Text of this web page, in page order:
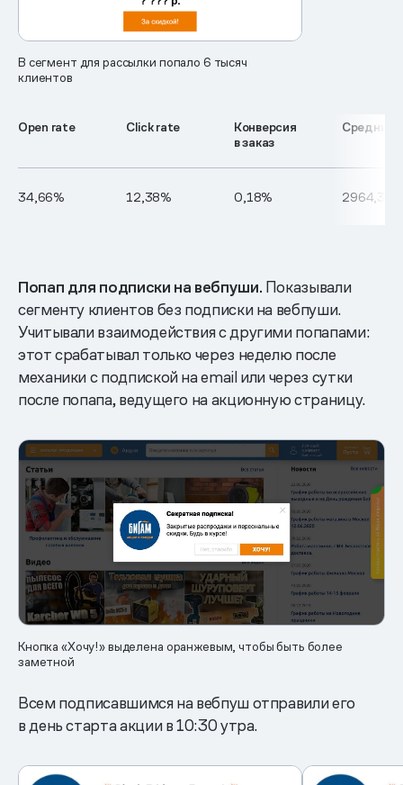
В сегмент для рассылки попало 6 тысяч
клиентов
Open rate Click rate
Конверсия
в заказ
Средний
34,66% 12,38% 0,18% 2964,38
Попап для подписки на вебпуши. Показывали
сегменту клиентов без подписки на вебпуши.
Учитывали взаимодействия с другими попапами:
этот срабатывал только через неделю после
механики с подпиской на email или через сутки
после попапа, ведущего на акционную страницу.
Кнопка «Хочу!» выделена оранжевым, чтобы быть более
заметной
Всем подписавшимся на вебпуш отправили его
в день старта акции в 10:30 утра.